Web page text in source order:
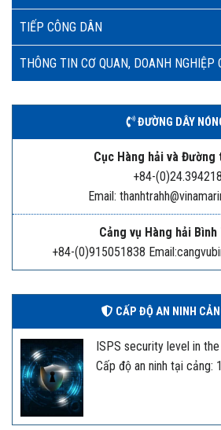
TIẾP CÔNG DÂN
THÔNG TIN CƠ QUAN, DOANH NGHIỆP
ĐƯỜNG DÂY
Cục Hàng hải và Đường
+84-
Email:
Cảng vụ Hàng hải Bình
+84-(0)915051838
CẤP ĐỘ AN NINH
ISPS security level in
Cấp độ an ninh tại cảng: 1